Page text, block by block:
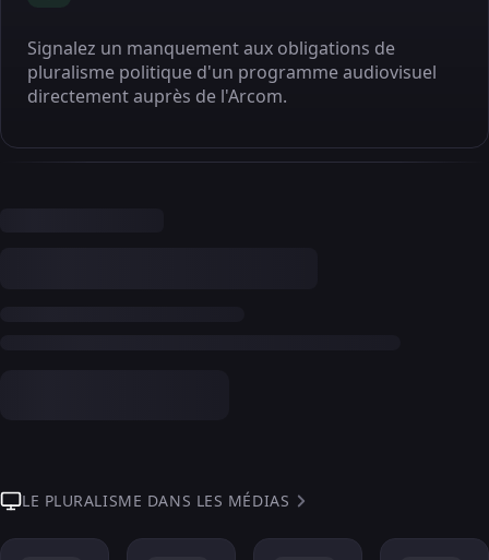
Signalez un manquement aux obligations de
pluralisme politique d'un programme audiovisuel
directement auprès de l'Arcom.
LE PLURALISME DANS LES MÉDIAS